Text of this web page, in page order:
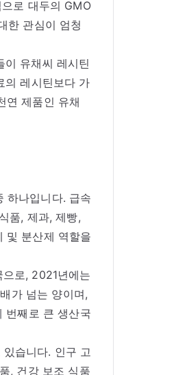
로 대두의 GMO
한 관심이 엄청
유채씨 레시틴
의 레시틴보다 가
연 제품인 유채
하나입니다. 급속
품, 제과, 제빵,
및 분산제 역할을
로, 2021년에는
가 넘는 양이며,
번째로 큰 생산국
습니다. 인구 고
, 건강 보조 식품